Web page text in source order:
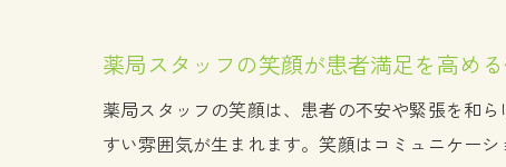
薬局スタッフの笑顔が患者満足を高め
薬局スタッフの笑顔は、患者の不安や緊張を和
すい雰囲気が生まれます。笑顔はコミュニケー